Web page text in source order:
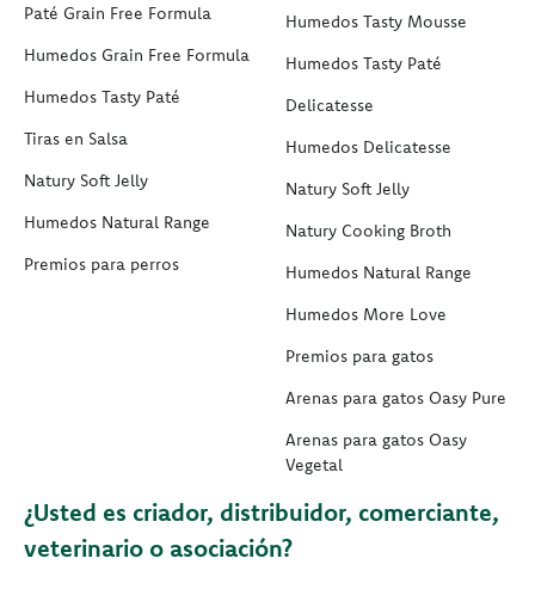
Paté Grain Free Formula
Humedos Grain Free Formula
Humedos Tasty Paté
Tiras en Salsa
Natury Soft Jelly
Humedos Natural Range
Premios para perros
Humedos Tasty Mousse
Humedos Tasty Paté
Delicatesse
Humedos Delicatesse
Natury Soft Jelly
Natury Cooking Broth
Humedos Natural Range
Humedos More Love
Premios para gatos
Arenas para gatos Oasy Pure
Arenas para gatos Oasy
Vegetal
¿Usted es criador, distribuidor, comerciante,
veterinario o asociación?